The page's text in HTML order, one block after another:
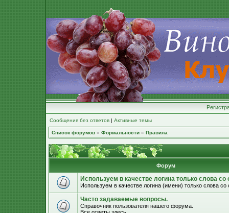
Сообщения без ответов | Активные темы
Список форумов » Формальности » Правила
Форум
Используем в качестве логина только слова
Используем в качестве логина (имени) только слова
Часто задаваемые вопросы.
Справочник пользователя нашего форума.